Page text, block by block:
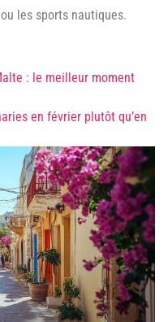
les sports nautiques.
: le meilleur moment
en février plutôt qu’en